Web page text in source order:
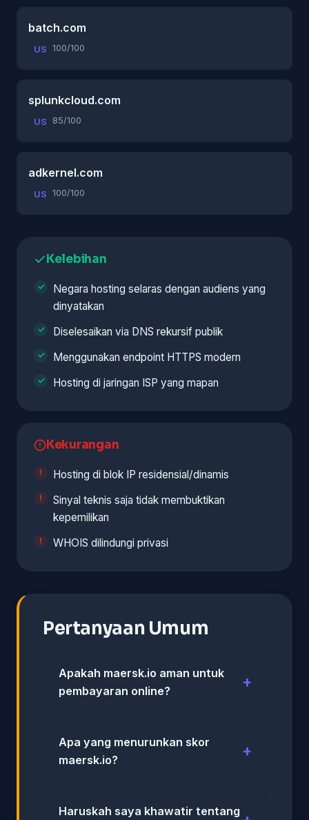
batch.com
US 100/100
splunkcloud.com
US 85/100
adkernel.com
US 100/100
Kelebihan
Negara hosting selaras dengan audiens yang
dinyatakan
Diselesaikan via DNS rekursif publik
Menggunakan endpoint HTTPS modern
Hosting di jaringan ISP yang mapan
Kekurangan
Hosting di blok IP residensial/dinamis
Sinyal teknis saja tidak membuktikan
kepemilikan
WHOIS dilindungi privasi
Pertanyaan Umum
Apakah maersk.io aman untuk
pembayaran online?
Apa yang menurunkan skor
maersk.io?
Haruskah saya khawatir tentang